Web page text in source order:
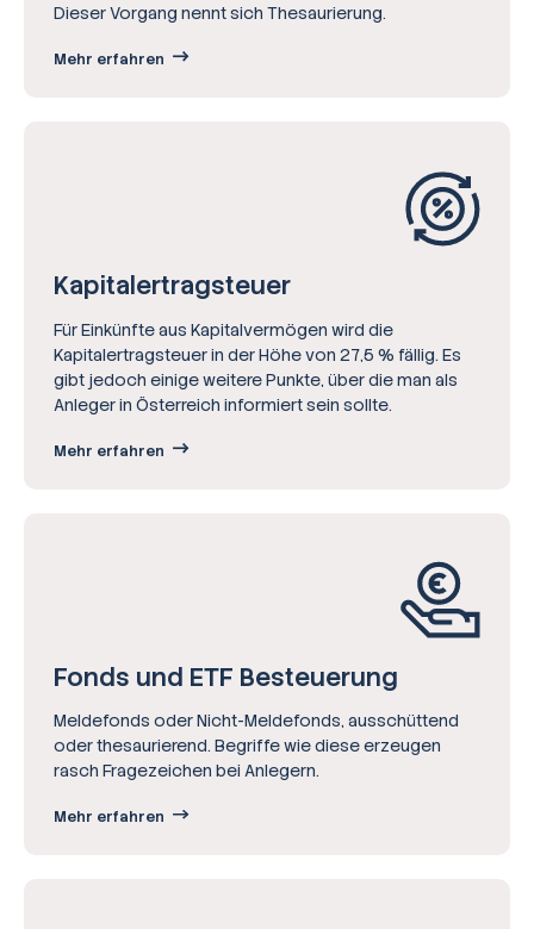
Dieser Vorgang nennt sich Thesaurierung.
Mehr erfahren
Kapitalertrag­steuer
Für Einkünfte aus Kapitalvermögen wird die
Kapitalertragsteuer in der Höhe von 27,5 % fällig. Es
gibt jedoch einige weitere Punkte, über die man als
Anleger in Österreich informiert sein sollte.
Mehr erfahren
Fonds und ETF Besteuerung
Meldefonds oder Nicht-Meldefonds, ausschüttend
oder thesaurierend. Begriffe wie diese erzeugen
rasch Fragezeichen bei Anlegern.
Mehr erfahren